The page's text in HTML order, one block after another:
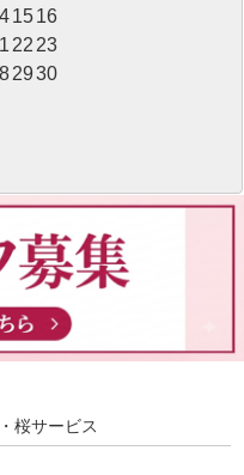
1516
22 23
2930
桜サービス